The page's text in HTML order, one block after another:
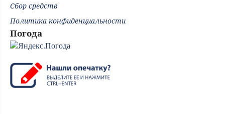
Сбор средств
Политика конфиденциальности
Погода